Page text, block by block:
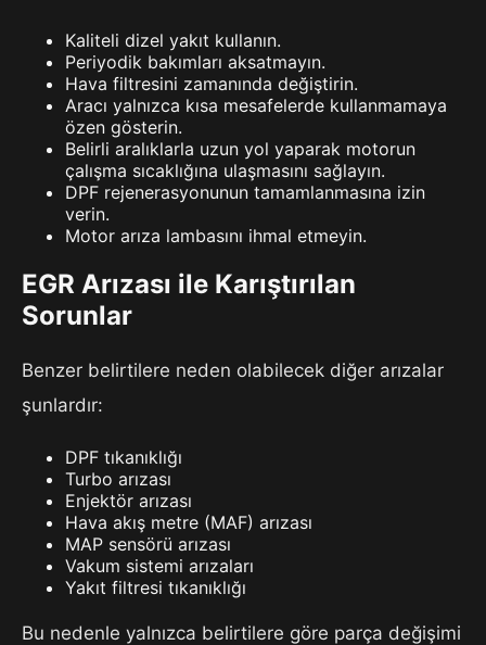
Kaliteli dizel yakıt kullanın.
Periyodik bakımları aksatmayın.
Hava filtresini zamanında değiştirin.
Aracı yalnızca kısa mesafelerde kullanmamaya
özen gösterin.
Belirli aralıklarla uzun yol yaparak motorun
çalışma sıcaklığına ulaşmasını sağlayın.
DPF rejenerasyonunun tamamlanmasına izin
verin.
Motor arıza lambasını ihmal etmeyin.
EGR Arızası ile Karıştırılan
Sorunlar
Benzer belirtilere neden olabilecek diğer arızalar
şunlardır:
DPF tıkanıklığı
Turbo arızası
Enjektör arızası
Hava akış metre (MAF) arızası
MAP sensörü arızası
Vakum sistemi arızaları
Yakıt filtresi tıkanıklığı
Bu nedenle yalnızca belirtilere göre parça değişimi